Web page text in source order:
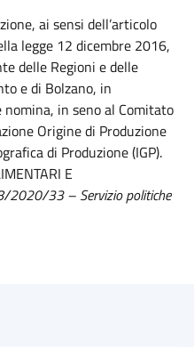
ai sensi dell’articolo
legge 12 dicembre 2016,
delle Regioni e delle
e di Bolzano, in
in seno al Comitato
Origine di Produzione
di Produzione (IGP).
E
2020/33 – Servizio politiche